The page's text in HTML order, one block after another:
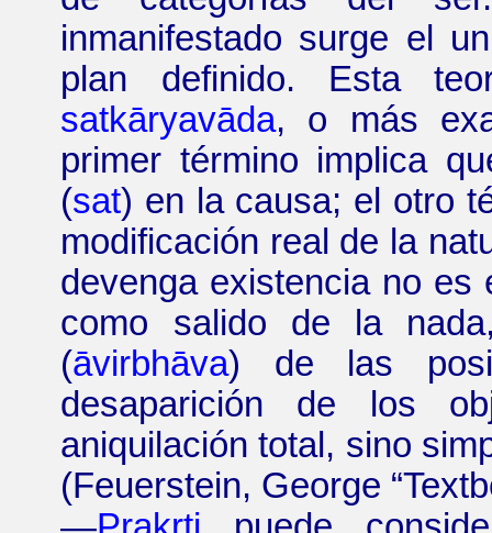
inmanifestado surge el
plan definido. Esta
satkāryavāda, o más
primer término implica
(sat) en la causa; el otro
modificación real de la
devenga existencia no es
como salido de la
(āvirbhāva) de las
desaparición de los
aniquilación total, sino
(Feuerstein, George “